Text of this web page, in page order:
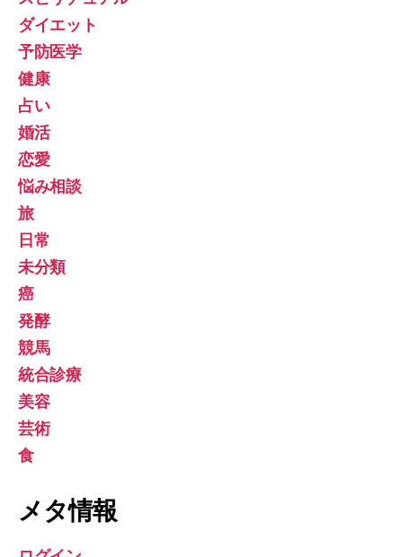
ダイエット
予防医学
健康
占い
婚活
恋愛
悩み相談
旅
日常
未分類
癌
発酵
競馬
統合診療
美容
芸術
食
メタ情報